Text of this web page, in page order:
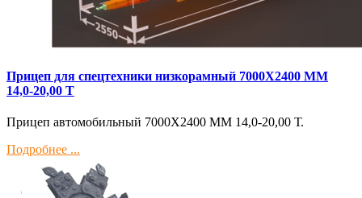
Прицеп для спецтехники низкорамный 7000Х2400 ММ
14,0-20,00 Т
Прицеп автомобильный 7000Х2400 ММ 14,0-20,00 Т.
Подробнее ...